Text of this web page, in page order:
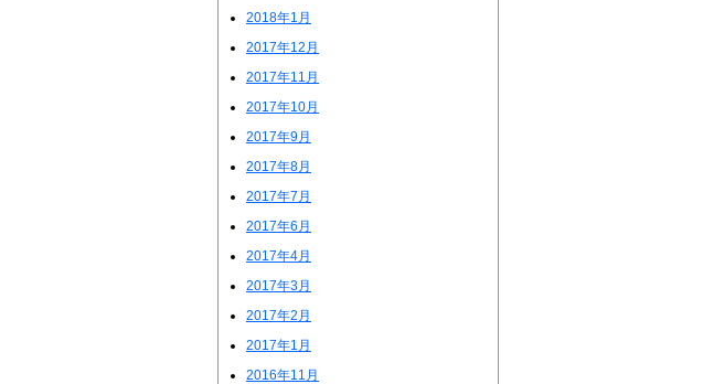
2018年1月
2017年12月
2017年11月
2017年10月
2017年9月
2017年8月
2017年7月
2017年6月
2017年4月
2017年3月
2017年2月
2017年1月
2016年11月